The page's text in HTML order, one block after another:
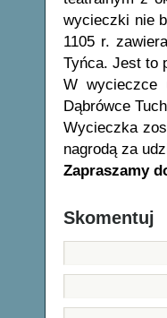
wycieczki nie
1105 r.
Tyńca. Jest to
W wycieczce
Dąbrówce
Wycieczka
nagrodą za
Zapraszamy
Skomentuj